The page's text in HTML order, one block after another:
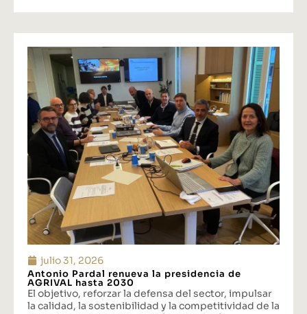
julio 31, 2026
Antonio Pardal renueva la presidencia de
AGRIVAL hasta 2030
El objetivo, reforzar la defensa del sector, impulsar
la calidad, la sostenibilidad y la competitividad de la